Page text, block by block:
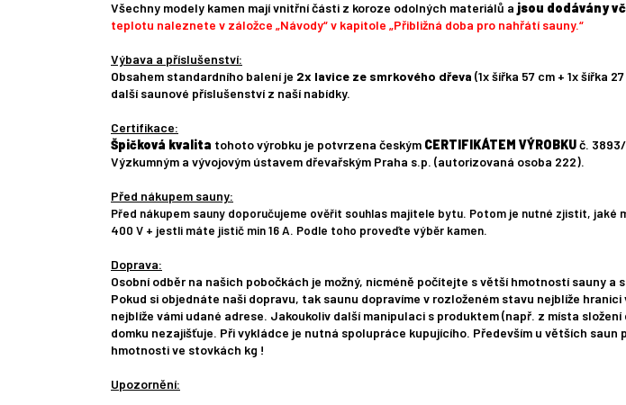
Všechny modely kamen mají vnitřní části z koroze odolných materiálů a jsou dodávány
teplotu naleznete v záložce „Návody“ v kapitole „Přibližná doba pro nahřátí sauny.“
Výbava a příslušenství:
Obsahem standardního balení je 2x lavice ze smrkového dřeva (1x šířka 57 cm + 1x šířka
další saunové příslušenství z naší nabídky.
Certifikace:
Špičková kvalita tohoto výrobku je potvrzena českým CERTIFIKÁTEM VÝROBKUč.
Výzkumným a vývojovým ústavem dřevařským Praha s.p. (autorizovaná osoba 222).
Před nákupem sauny:
Před nákupem sauny doporučujeme ověřit souhlas majitele bytu. Potom je nutné zjistit,
400 V + jestli máte jistič min 16 A. Podle toho proveďte výběr kamen.
Doprava:
Osobní odběr na našich pobočkách je možný, nicméně počítejte s větší hmotností sauny
Pokud si objednáte naši dopravu, tak saunu dopravíme v rozloženém stavu nejblíže
nejblíže vámi udané adrese. Jakoukoliv další manipulaci s produktem (např. z místa
domku nezajišťuje. Při vykládce je nutná spolupráce kupujícího. Především u větších
hmotnosti ve stovkách kg !
Upozornění: